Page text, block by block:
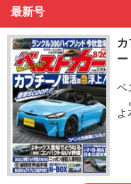
最新号
ー
ベ